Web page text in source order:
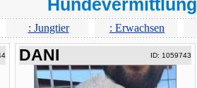
Hundevermittlung
: Jungtier : Erwachsen
DANI ID: 1059743